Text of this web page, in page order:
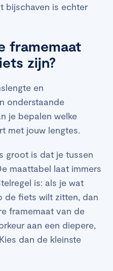
bijschaven is echter
framemaat
zijn?
en
onderstaande
je bepalen welke
met jouw lengtes.
groot is dat je tussen
maattabel laat immers
is: als je wat
de fiets wilt zitten, dan
framemaat van de
aan een diepere,
dan de kleinste